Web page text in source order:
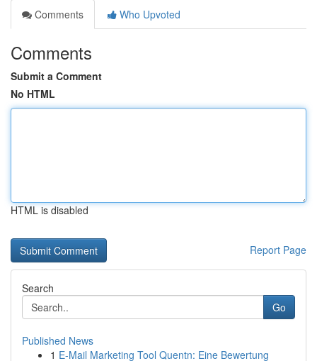
Comments
Who Upvoted
Comments
Submit a Comment
No HTML
HTML is disabled
Report Page
Search
Go
Published News
1 E-Mail Marketing Tool Quentn: Eine Bewertung